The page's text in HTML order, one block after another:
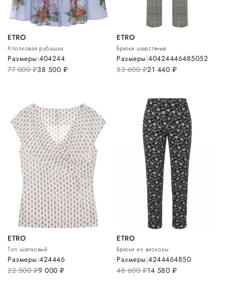
ETRO
Хлопковая рубашка
77 000руб.38 500 руб.
Размеры:404244
ETRO
Брюки шерстяные
53 600руб.21 440 руб.
Размеры:40424446485052
ETRO
Топ шелковый
22 500руб.9 000 руб.
Размеры:424446
ETRO
Брюки из вискозы
48 600руб.14 580 руб.
Размеры:4244464850